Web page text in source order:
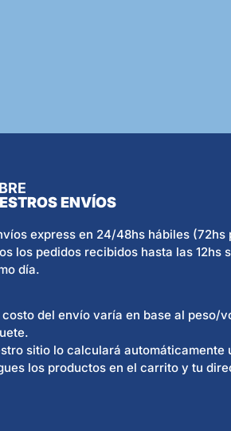
ENVÍOS
express en 24/48hs hábiles (72hs
los pedidos recibidos hasta las 12hs
día.
costo del envío varía en base al peso/
sitio lo calculará automáticamente
los productos en el carrito y tu